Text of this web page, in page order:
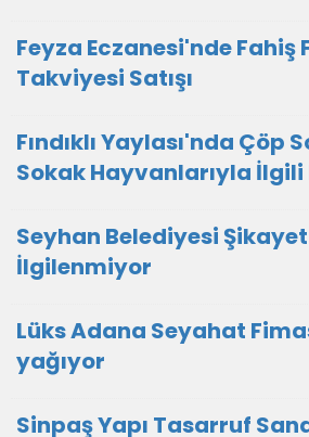
Feyza Eczanesi'nde Fahiş
Takviyesi Satışı
Fındıklı Yaylası'nda Çöp
Sokak Hayvanlarıyla İlgili
Seyhan Belediyesi
İlgilenmiyor
Lüks Adana Seyahat
yağıyor
Sinpaş Yapı Tasarruf